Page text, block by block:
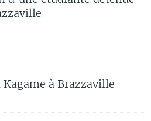
à Brazzaville